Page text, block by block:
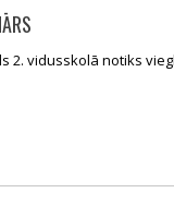
2. vidusskolā notiks